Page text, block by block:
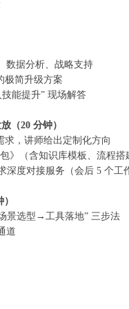
数据分析、战略支持
极简升级方案
技能提升” 现场解答
（20 分钟）
求，讲师给出定制化方向
》（含知识库模板、流程搭
深度对接服务（会后 5 个工
景选型 → 工具落地” 三步法
道